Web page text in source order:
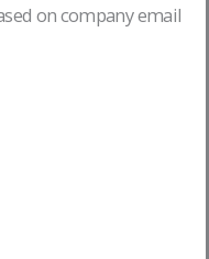
on company email